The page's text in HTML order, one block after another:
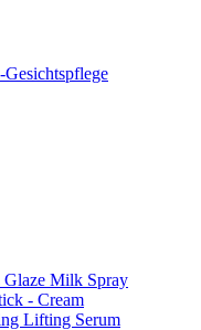
Glaze Milk Spray
- Cream
Lifting Serum